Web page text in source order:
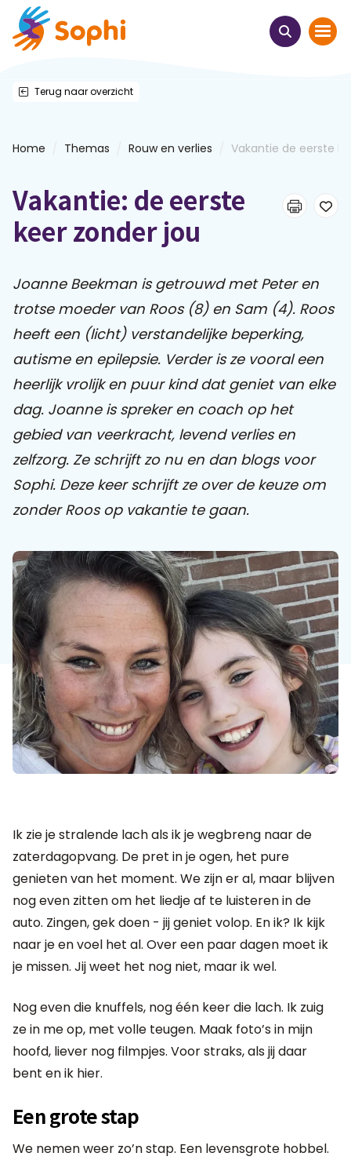
Thema's
Leren & ontmoeten
E-learnings
Themabijeenkomsten
Praat mee
Clientdossier Wiki
Mijn
Sophi
Over
Sophi
Contact
Terug naar overzicht
Home Themas Rouw en verlies Vakantie de eerste
Vakantie: de eerste
keer zonder jou
Joanne Beekman is getrouwd met Peter en
trotse moeder van Roos (8) en Sam (4). Roos
heeft een (licht) verstandelijke beperking,
autisme en epilepsie. Verder is ze vooral een
heerlijk vrolijk en puur kind dat geniet van elke
dag. Joanne is spreker en coach op het
gebied van veerkracht, levend verlies en
zelfzorg. Ze schrijft zo nu en dan blogs voor
Sophi. Deze keer schrijft ze over de keuze om
zonder Roos op vakantie te gaan.
Ik zie je stralende lach als ik je wegbreng naar de
zaterdagopvang. De pret in je ogen, het pure
genieten van het moment. We zijn er al, maar blijven
nog even zitten om het liedje af te luisteren in de
auto. Zingen, gek doen - jij geniet volop. En ik? Ik kijk
naar je en voel het al. Over een paar dagen moet ik
je missen. Jij weet het nog niet, maar ik wel.
Nog even die knuffels, nog één keer die lach. Ik zuig
ze in me op, met volle teugen. Maak foto’s in mijn
hoofd, liever nog filmpjes. Voor straks, als jij daar
bent en ik hier.
Een grote stap
We nemen weer zo’n stap. Een levensgrote hobbel.